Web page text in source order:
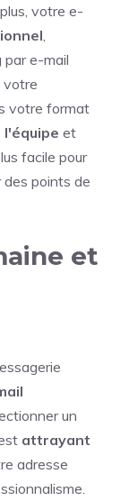
votre e-
e-mail
votre
votre format
l'équipe et
facile pour
points de
et
un
attrayant
adresse